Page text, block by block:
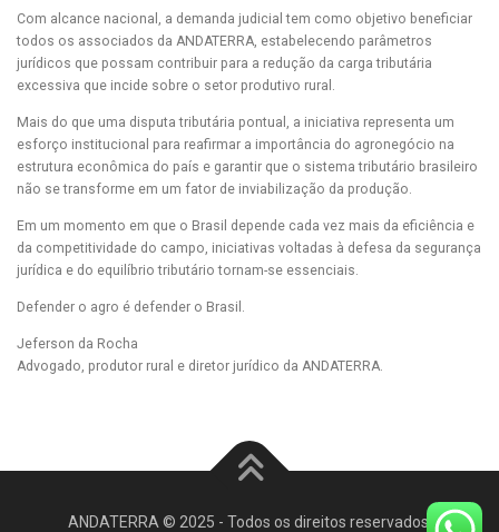
Com alcance nacional, a demanda judicial tem como objetivo beneficiar
todos os associados da ANDATERRA, estabelecendo parâmetros
jurídicos que possam contribuir para a redução da carga tributária
excessiva que incide sobre o setor produtivo rural.
Mais do que uma disputa tributária pontual, a iniciativa representa um
esforço institucional para reafirmar a importância do agronegócio na
estrutura econômica do país e garantir que o sistema tributário brasileiro
não se transforme em um fator de inviabilização da produção.
Em um momento em que o Brasil depende cada vez mais da eficiência e
da competitividade do campo, iniciativas voltadas à defesa da segurança
jurídica e do equilíbrio tributário tornam-se essenciais.
Defender o agro é defender o Brasil.
Jeferson da Rocha
Advogado, produtor rural e diretor jurídico da ANDATERRA.
ANDATERRA © 2025 - Todos os direitos reservados.